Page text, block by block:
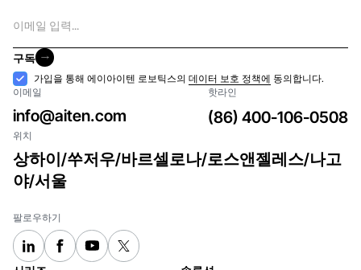
메
일
구독
구독
수
락
가입을 통해 에이아이텐 로보틱스의데이터 보호 정책에 동의합니다.
이메일
info@aiten.com
핫라인
(86) 400-106-0508
위치
상하이/쑤저우/바르셀로나/로스앤젤레스/나고
야/서울
팔로우하기